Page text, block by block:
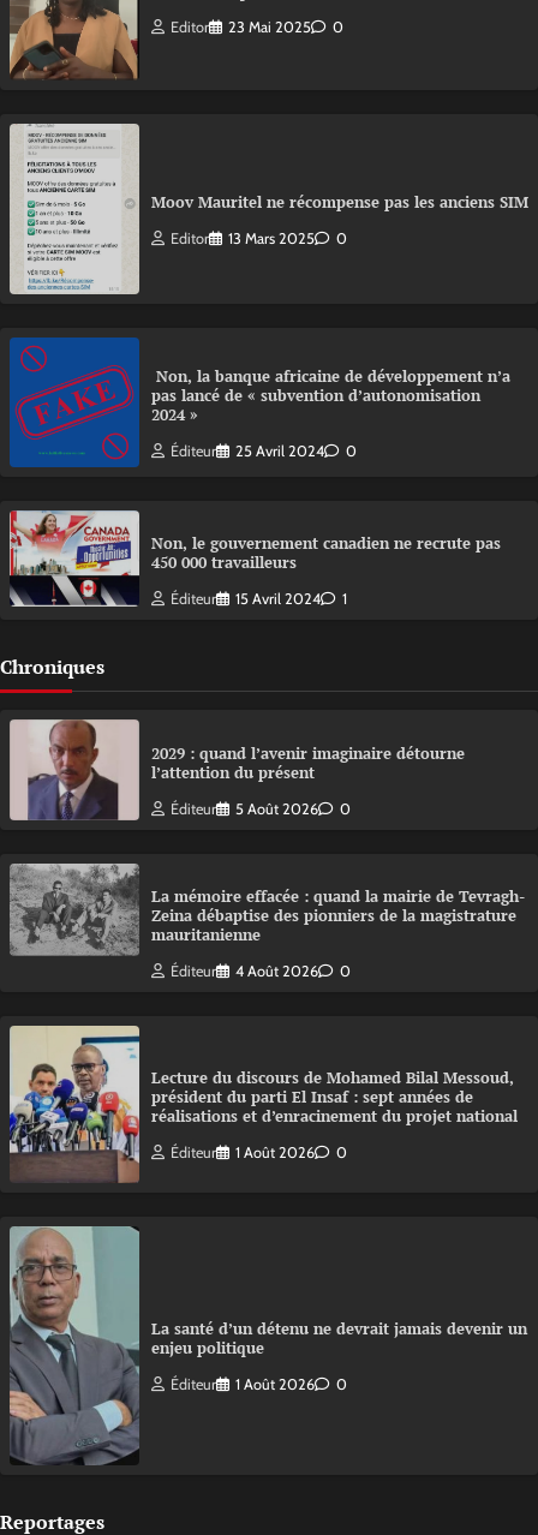
Editor 23 Mai 2025 0
Moov Mauritel ne récompense pas les anciens SIM
Editor 13 Mars 2025 0
Non, la banque africaine de développement n’a
pas lancé de « subvention d’autonomisation
2024 »
Éditeur 25 Avril 2024 0
Non, le gouvernement canadien ne recrute pas
450 000 travailleurs
Éditeur 15 Avril 2024 1
Chroniques
2029 : quand l’avenir imaginaire détourne
l’attention du présent
Éditeur 5 Août 2026 0
La mémoire effacée : quand la mairie de Tevragh-
Zeina débaptise des pionniers de la magistrature
mauritanienne
Éditeur 4 Août 2026 0
Lecture du discours de Mohamed Bilal Messoud,
président du parti El Insaf : sept années de
réalisations et d’enracinement du projet national
Éditeur 1 Août 2026 0
La santé d’un détenu ne devrait jamais devenir un
enjeu politique
Éditeur 1 Août 2026 0
Reportages